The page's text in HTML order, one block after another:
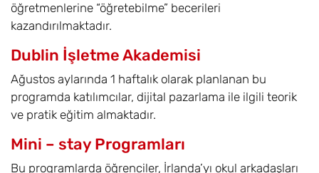
öğretmenlerine “öğretebilme” becerileri
kazandırılmaktadır.
Dublin İşletme Akademisi
Ağustos aylarında 1 haftalık olarak planlanan bu
programda katılımcılar, dijital pazarlama ile ilgili teorik
ve pratik eğitim almaktadır.
Mini – stay Programları
Bu programlarda öğrenciler, İrlanda’yı okul arkadaşları